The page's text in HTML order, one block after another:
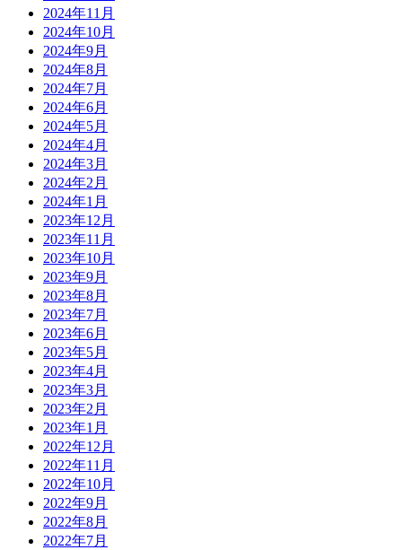
2024年11月
2024年10月
2024年9月
2024年8月
2024年7月
2024年6月
2024年5月
2024年4月
2024年3月
2024年2月
2024年1月
2023年12月
2023年11月
2023年10月
2023年9月
2023年8月
2023年7月
2023年6月
2023年5月
2023年4月
2023年3月
2023年2月
2023年1月
2022年12月
2022年11月
2022年10月
2022年9月
2022年8月
2022年7月